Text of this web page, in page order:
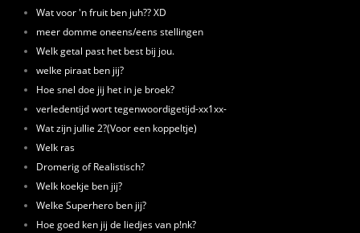
Wat voor 'n fruit ben juh?? XD
meer domme oneens/eens stellingen
Welk getal past het best bij jou.
welke piraat ben jij?
Hoe snel doe jij het in je broek?
verledentijd wort tegenwoordigetijd-xx1xx-
Wat zijn jullie 2?(Voor een koppeltje)
Welk ras
Dromerig of Realistisch?
Welk koekje ben jij?
Welke Superhero ben jij?
Hoe goed ken jij de liedjes van p!nk?